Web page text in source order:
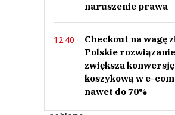
naruszenie prawa
12:40
Checkout na wagę
Polskie rozwiązanie
zwiększa konwersję
koszykową w e-
nawet do 70%